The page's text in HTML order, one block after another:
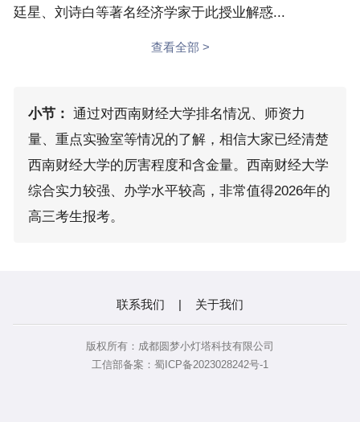
廷星、刘诗白等著名经济学家于此授业解惑...
查看全部 >
小节： 通过对西南财经大学排名情况、师资力
量、重点实验室等情况的了解，相信大家已经清楚
西南财经大学的厉害程度和含金量。西南财经大学
综合实力较强、办学水平较高，非常值得2026年的
高三考生报考。
联系我们 | 关于我们
版权所有：成都圆梦小灯塔科技有限公司
工信部备案：蜀ICP备2023028242号-1